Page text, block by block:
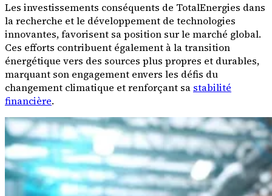
Les investissements conséquents de TotalEnergies dans
la recherche et le développement de technologies
innovantes, favorisent sa position sur le marché global.
Ces efforts contribuent également à la transition
énergétique vers des sources plus propres et durables,
marquant son engagement envers les défis du
changement climatique et renforçant sa stabilité
financière.